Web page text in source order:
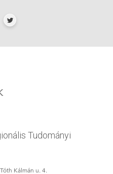
Tudományi
Kálmán u. 4.